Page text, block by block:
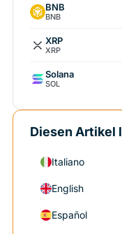
BNB
BNB
XRP
XRP
Solana
SOL
Diesen Artikel
Italiano
English
Español